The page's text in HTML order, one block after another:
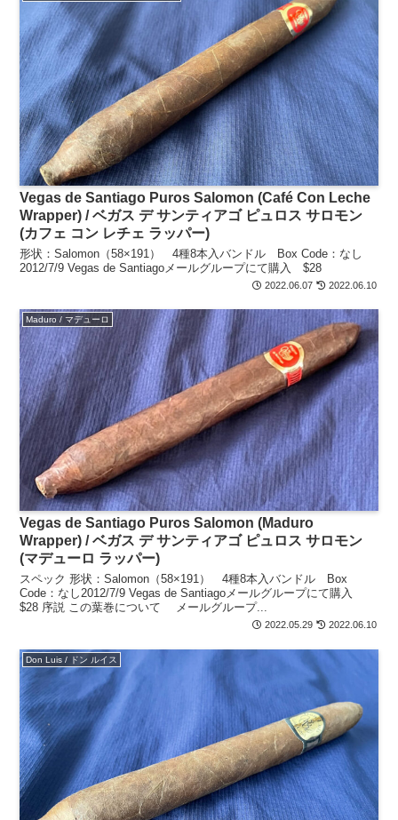
Vegas de Santiago Puros Salomon (Café Con Leche
Wrapper) / ベガス デ サンティアゴ ピュロス サロモン
(カフェ コン レチェ ラッパー)
形状：Salomon（58×191） 4種8本入バンドル Box Code：なし
2012/7/9 Vegas de Santiagoメールグループにて購入 $28
2022.06.07 2022.06.10
Maduro / マデューロ
Vegas de Santiago Puros Salomon (Maduro
Wrapper) / ベガス デ サンティアゴ ピュロス サロモン
(マデューロ ラッパー)
スペック 形状：Salomon（58×191） 4種8本入バンドル Box
Code：なし2012/7/9 Vegas de Santiagoメールグループにて購入
$28 序説 この葉巻について メールグループ...
2022.05.29 2022.06.10
Don Luis / ドン ルイス